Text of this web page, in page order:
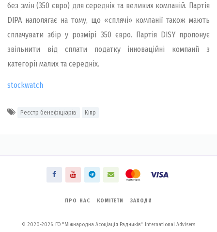
без змін (350 євро) для середніх та великих компаній. Партія
DIPA наполягає на тому, що «сплячі» компанії також мають
сплачувати збір у розмірі 350 євро. Партія DISY пропонує
звільнити від сплати податку інноваційні компанії з
категорії малих та середніх.
stockwatch
Реєстр бенефіціарів Кіпр
ПРО НАС КОМІТЕТИ ЗАХОДИ
© 2020-2026. ГО "Міжнародна Асоціація Радників". International Advisers